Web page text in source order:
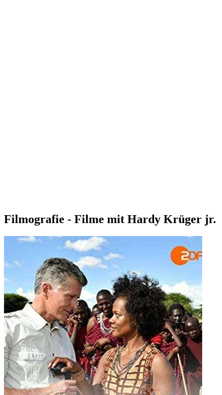
Filmografie - Filme mit Hardy Krüger jr.